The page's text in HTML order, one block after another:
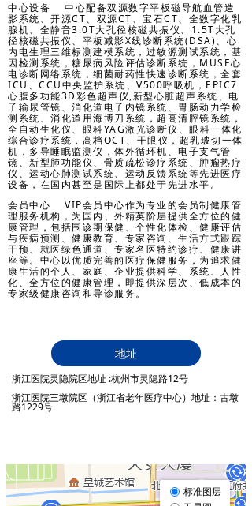
地址
浙江医院灵隐院区地址 :杭州市灵隐路12号
浙江医院三墩院区（浙江省老年医疗中心）地址：古墩
路1229号
中心设备 中心配备双源数字平板磁导航血管造
影系统、开源CT、双源CT、宝石CT、全数字化乳
腺机、全静音3.0T大孔径核磁共振仪、1.5T大孔
径核磁共振仪、平板减影X线诊断系统(DSA)、心
内电生理三维标测建模系统，过敏源测试系统，基
因检测系统，糖尿病风险评估诊断系统，MUSE心
电诊断网络系统，细菌耐药性快速诊断系统，全套
ICU、CCU中央监护系统、V500呼吸机，EPIC7
心腹多功能3D彩色超声仪,新型心脏超声系统、电
子输尿管镜、消化道电子内镜系统、胃肠动力学检
测系统、消化道用海博刀系统，超高清腔镜系统，
全自动生化仪、眼科YAG激光诊断仪、眼科一体化
综合诊疗系统，高档OCT、干眼仪，超乳玻切一体
机，多导睡眠监测仪，体外循环机、电子支气管
镜、新型肺功能仪、骨质疏松诊疗系统、肿瘤热疗
仪、运动心肺测试系统、运动反馈系统等先进医疗
设备，在国内甚至是国际上都处于先进水平。
会员中心 VIP会员中心作为专业的会员制健康管
理服务机构，为国内、外精英阶层提供全方位的健
康管理，包括围诊期保健、个性化体检、健康评估
与疾病预测、健康教育、专家咨询、生活方式跟踪
干预、就医绿色通道、专家名医特约诊疗、健康讲
座等。中心以优质完善的医疗保健服务，为追求健
康生活的个人、家庭、企业提供科学、系统、人性
化、全方位的健康管理，即提供深层次、低成本的
专家级健康咨询和导诊服务。